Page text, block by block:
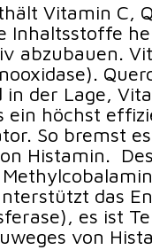
Vitamin C,
Inhaltsstoffe
abzubauen.
in der Lage,
ein höchst
So bremst
Histamin.
das
es ist
von